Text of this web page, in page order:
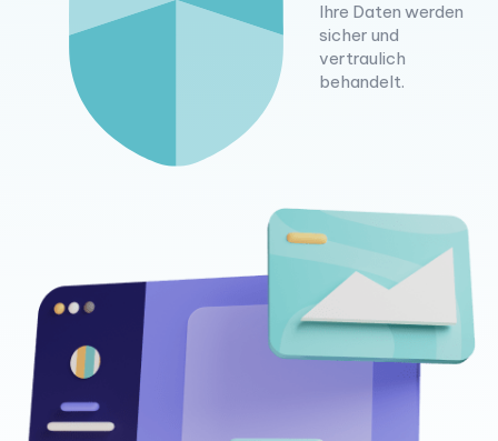
Ihre Daten werden
sicher und
vertraulich
behandelt.